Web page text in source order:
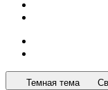
Темная тема